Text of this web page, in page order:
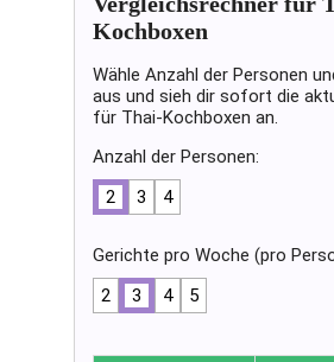
Kochboxen
Wähle Anzahl der Personen
aus und sieh dir sofort die
für Thai-Kochboxen an.
Anzahl der Personen:
2
3 4
Gerichte pro Woche (pro
2
3 4 5